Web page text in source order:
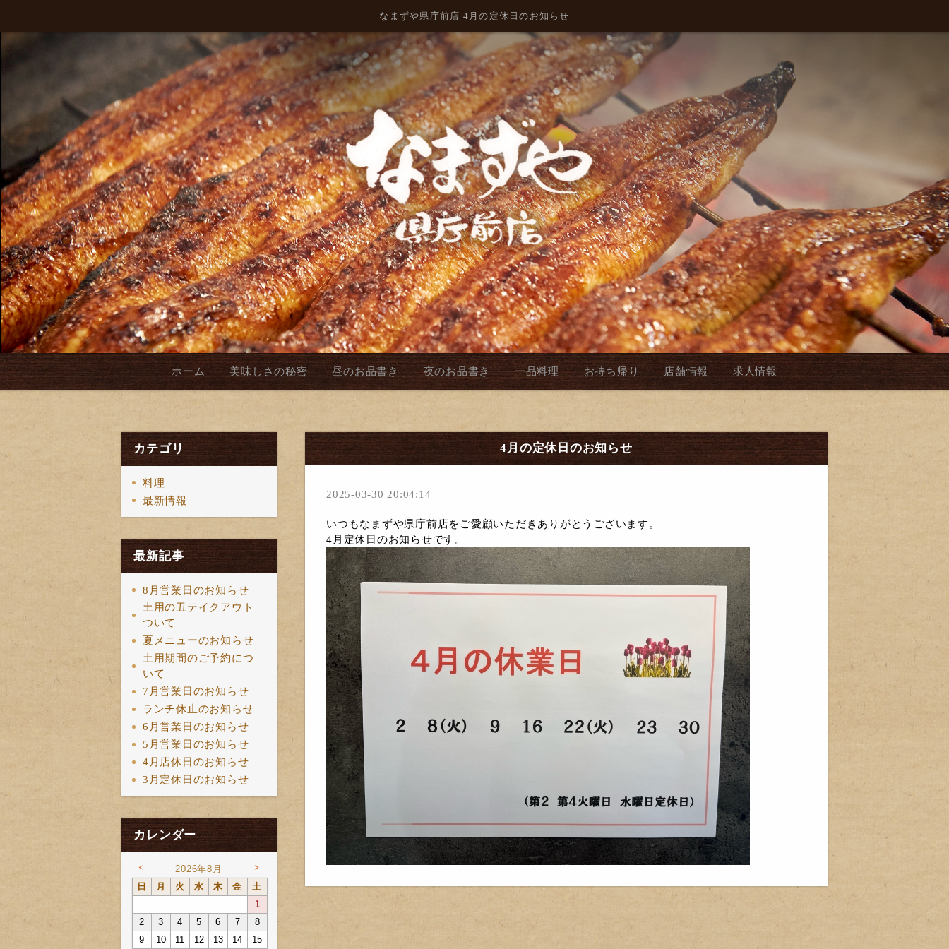
なまずや県庁前店 4月の定休日のお知らせ
ホーム 美味しさの秘密 昼のお品書き 夜のお品書き 一品料理 お持ち帰り 店舗情報 求人情報
カテゴリ
料理
最新情報
最新記事
8月営業日のお知らせ
土用の丑テイクアウト
ついて
夏メニューのお知らせ
土用期間のご予約につ
いて
7月営業日のお知らせ
ランチ休止のお知らせ
6月営業日のお知らせ
5月営業日のお知らせ
4月店休日のお知らせ
3月定休日のお知らせ
カレンダー
< 2026年8月 >
日 月 火 水 木 金
土
1
2
3 4 5 6 7
8
9
10 11 12 13 14 15
4月の定休日のお知らせ
2025-03-30 20:04:14
いつもなまずや県庁前店をご愛顧いただきありがとうございます。
4月定休日のお知らせです。